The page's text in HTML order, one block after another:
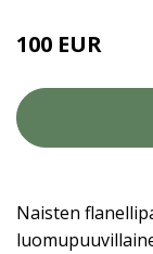
100 EUR
Naisten